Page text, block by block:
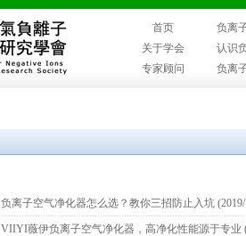
首页
负离
关于学会
认识
专家顾问
负离
负离子空气净化器怎么选？教你三招防止入坑(2019/
VIIYI薇伊负离子空气净化器，高净化性能源于专业